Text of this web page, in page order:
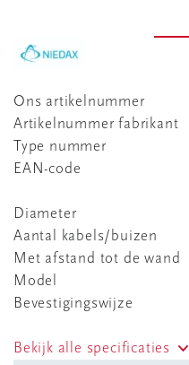
Ons artikelnummer
Artikelnummer fabrikant
Type nummer
EAN-code
Diameter
Aantal kabels/buizen
Met afstand tot de wand
Model
Bevestigingswijze
Bekijk alle specificaties